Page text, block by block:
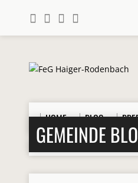
HOME BLOG
GEMEINDE
Home> Beiträge >